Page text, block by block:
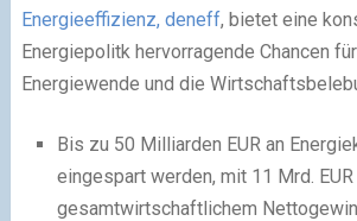
Energieeffizienz, deneff, bietet eine
Energiepolitk hervorragende Chancen
Energiewende und die
Bis zu 50 Milliarden EUR an
eingespart werden, mit 11 Mrd. EUR
gesamtwirtschaftlichem